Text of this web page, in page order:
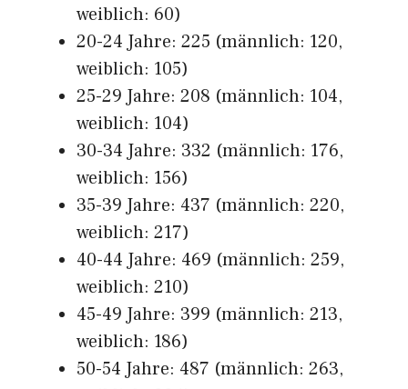
weiblich: 60)
20-24 Jahre: 225 (männlich: 120,
weiblich: 105)
25-29 Jahre: 208 (männlich: 104,
weiblich: 104)
30-34 Jahre: 332 (männlich: 176,
weiblich: 156)
35-39 Jahre: 437 (männlich: 220,
weiblich: 217)
40-44 Jahre: 469 (männlich: 259,
weiblich: 210)
45-49 Jahre: 399 (männlich: 213,
weiblich: 186)
50-54 Jahre: 487 (männlich: 263,